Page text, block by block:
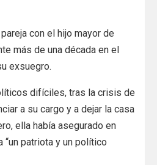
con el hijo mayor de
más de una década en el
exsuegro.
difíciles, tras la crisis de
a su cargo y a dejar la casa
ella había asegurado en
patriota y un político